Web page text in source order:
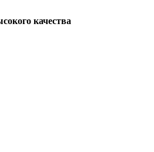
качества